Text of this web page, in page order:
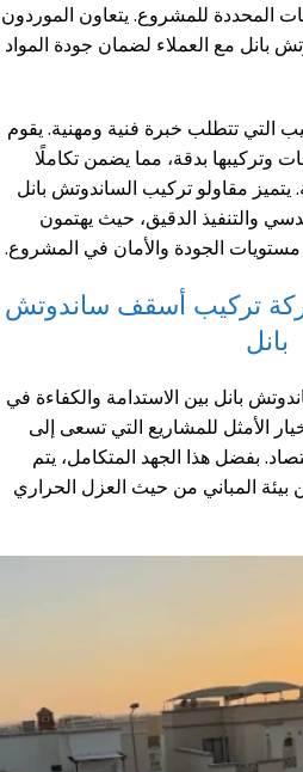
المحددة للمشروع. يتعاون الموردون
بانل مع العملاء لضمان جودة المواد
التي تتطلب خبرة فنية ومهنية. يقوم
وتركيبها بدقة، مما يضمن تكاملًا
يتميز مقاولو تركيب الساندوتش بانل
والتنفيذ الدقيق، حيث يهتمون
الجودة والأمان في المشروع.
تركيب أسقف ساندوتش
بانل
بانل بين الاستدامة والكفاءة في
الأمثل للمشاريع التي تسعى إلى
بفضل هذا الجهد المتكامل، يتم
بيئة المباني من حيث العزل الحراري